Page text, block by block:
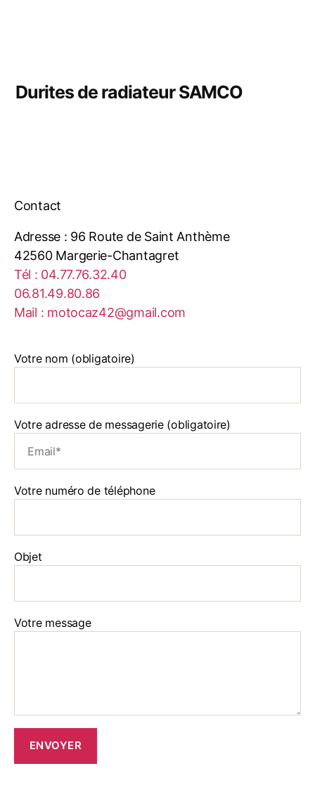
Durites de radiateur SAMCO
Contact
Adresse : 96 Route de Saint Anthème
42560 Margerie-Chantagret
Tél : 04.77.76.32.40
06.81.49.80.86
Mail : motocaz42@gmail.com
Votre nom (obligatoire)
Votre adresse de messagerie (obligatoire)
Votre numéro de téléphone
Objet
Votre message